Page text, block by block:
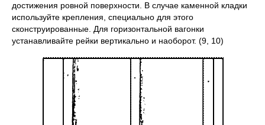
достижения ровной поверхности. В случае каменной кладки
используйте крепления, специально для этого
сконструированные. Для горизонтальной вагонки
устанавливайте рейки вертикально и наоборот. (9, 10)